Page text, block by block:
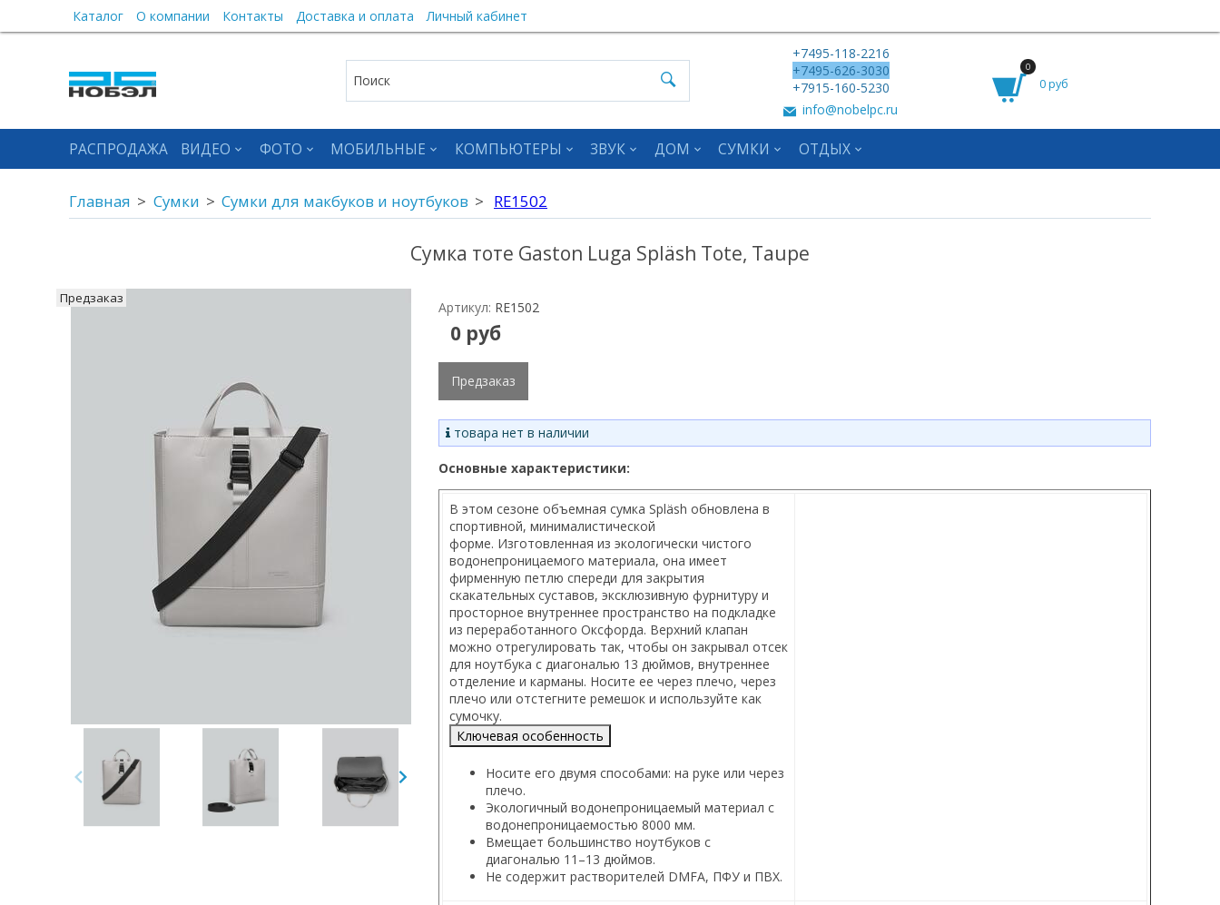
Каталог О компании Контакты Доставка и оплата Личный кабинет
+7495-118-2216
+7495-626-3030
+7915-160-5230
info@nobelpc.ru
0
0 руб
РАСПРОДАЖА ВИДЕО ФОТО МОБИЛЬНЫЕ КОМПЬЮТЕРЫ ЗВУК ДОМ СУМКИ ОТДЫХ
Главная Сумки Сумки для макбуков и ноутбуков RE1502
Сумка тоте Gaston Luga Spläsh Tote, Taupe
Предзаказ
Артикул: RE1502
0 руб
Предзаказ
товара нет в наличии
Основные характеристики:
В этом сезоне объемная сумка Spläsh обновлена ​​в
спортивной, минималистической
форме. Изготовленная из экологически чистого
водонепроницаемого материала, она имеет
фирменную петлю спереди для закрытия
скакательных суставов, эксклюзивную фурнитуру и
просторное внутреннее пространство на подкладке
из переработанного Оксфорда. Верхний клапан
можно отрегулировать так, чтобы он закрывал отсек
для ноутбука с диагональю 13 дюймов, внутреннее
отделение и карманы. Носите ее через плечо, через
плечо или отстегните ремешок и используйте как
сумочку.
Ключевая особенность
Носите его двумя способами: на руке или через
плечо.
Экологичный водонепроницаемый материал с
водонепроницаемостью 8000 мм.
Вмещает большинство ноутбуков с
диагональю 11–13 дюймов.
Не содержит растворителей DMFA, ПФУ и ПВХ.